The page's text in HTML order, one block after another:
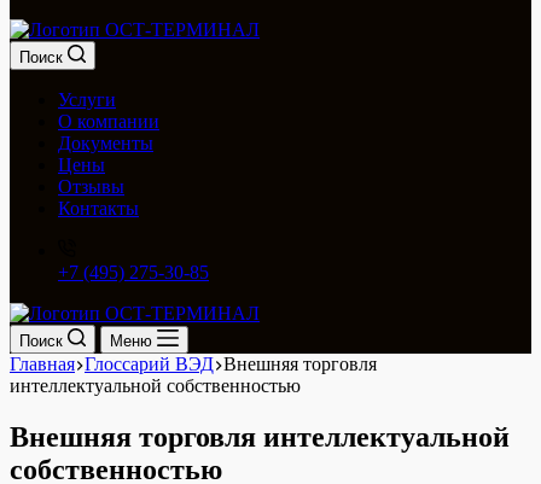
Поиск
Услуги
О компании
Документы
Цены
Отзывы
Контакты
+7 (495) 275-30-85
Поиск Меню
Главная Глоссарий ВЭД Внешняя торговля
интеллектуальной собственностью
Внешняя торговля интеллектуальной
собственностью